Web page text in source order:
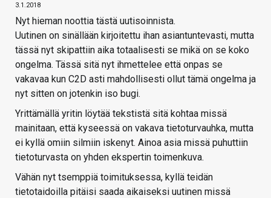
3.1.2018
Nyt hieman noottia tästä uutisoinnista.
Uutinen on sinällään kirjoitettu ihan asiantuntevasti, mutta
tässä nyt skipattiin aika totaalisesti se mikä on se koko
ongelma. Tässä sitä nyt ihmettelee että onpas se
vakavaa kun C2D asti mahdollisesti ollut tämä ongelma ja
nyt sitten on jotenkin iso bugi.
Yrittämällä yritin löytää tekstistä sitä kohtaa missä
mainitaan, että kyseessä on vakava tietoturvauhka, mutta
ei kyllä omiin silmiin iskenyt. Ainoa asia missä puhuttiin
tietoturvasta on yhden ekspertin toimenkuva.
Vähän nyt tsemppiä toimituksessa, kyllä teidän
tietotaidoilla pitäisi saada aikaiseksi uutinen missä